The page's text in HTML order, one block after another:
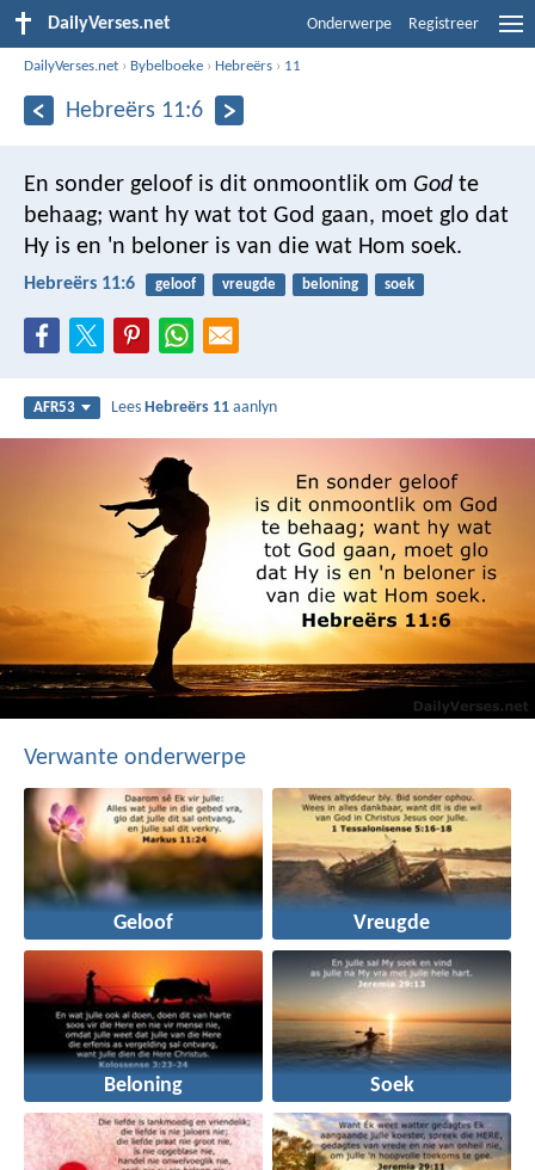
DailyVerses.net Onderwerpe Registreer
DailyVerses.net › Bybelboeke › Hebreërs › 11
Hebreërs 11:6
En sonder geloof is dit onmoontlik om God te
behaag; want hy wat tot God gaan, moet glo dat
Hy is en 'n beloner is van die wat Hom soek.
Hebreërs 11:6 geloof vreugde beloning soek
AFR53 LeesHebreërs 11 aanlyn
Verwante onderwerpe
Geloof Vreugde
Beloning Soek